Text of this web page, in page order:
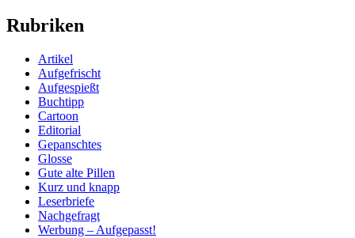
Rubriken
Artikel
Aufgefrischt
Aufgespießt
Buchtipp
Cartoon
Editorial
Gepanschtes
Glosse
Gute alte Pillen
Kurz und knapp
Leserbriefe
Nachgefragt
Werbung – Aufgepasst!